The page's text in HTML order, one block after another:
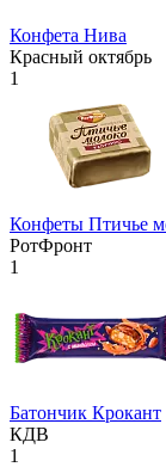
Конфета Нива
Красный октябрь
1
Конфеты Птичье
РотФронт
1
Батончик Крокант
КДВ
1